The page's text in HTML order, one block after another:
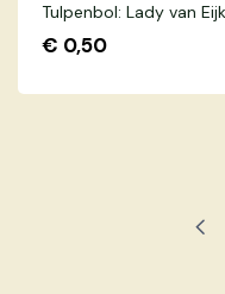
Tulpenbol: Lady van Eijk
€ 0,50